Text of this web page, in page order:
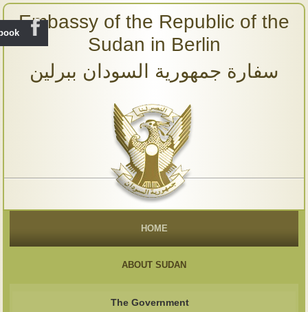
Embassy of the Republic of the
Sudan in Berlin
سفارة جمهورية السودان ببرلين
HOME
ABOUT SUDAN
The Government